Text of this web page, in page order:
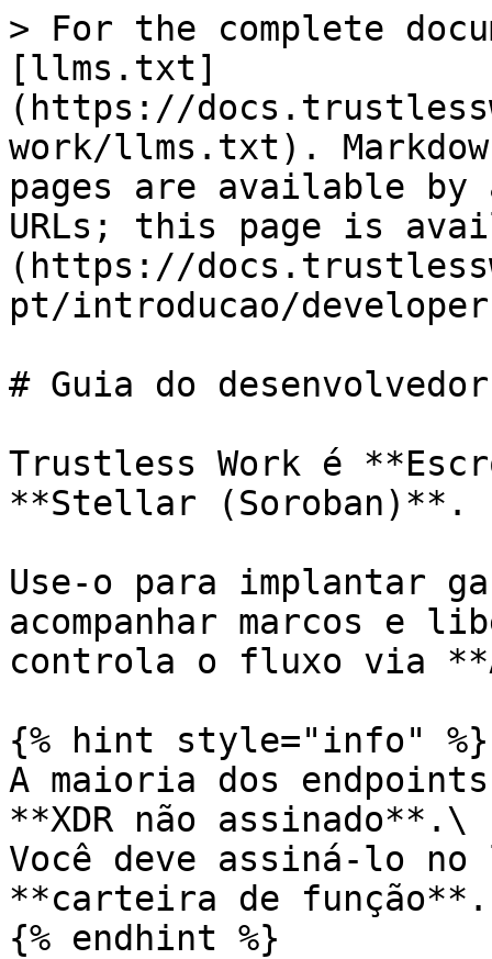
> For the complete
[llms.txt]
(https://
work/llms.txt).
pages are available by
URLs; this page is
(https://
pt/introducao/
# Guia do desenvolvedor
Trustless Work é
**Stellar (Soroban)**.
Use-o para implantar
acompanhar marcos e
controla o fluxo via
{% hint style="info" %}
A maioria dos
**XDR não assinado**.\
Você deve assiná-lo
**carteira de função**.
{% endhint %}